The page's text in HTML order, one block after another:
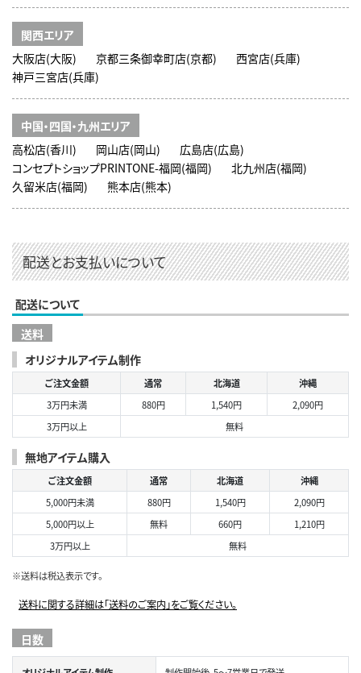
関西エリア
大阪店(大阪)
京都三条御幸町店(京都)
西宮店(兵庫)
神戸三宮店(兵庫)
中国・四国・九州エリア
高松店(香川)
岡山店(岡山)
広島店(広島)
コンセプトショップPRINTONE-福岡(福岡)
北九州店(福岡)
久留米店(福岡)
熊本店(熊本)
配送とお支払いについて
配送について
送料
オリジナルアイテム制作
ご注文金額 通常 北海道
沖縄
3万円未満
880円 1,540円
2,090円
3万円以上
無料
無地アイテム購入
ご注文金額 通常 北海道
沖縄
5,000円未満
880円 1,540円
2,090円
5,000円以上
無料 660円
1,210円
3万円以上
無料
※送料は税込表示です。
送料に関する詳細は「送料のご案内」をご覧ください。
日数